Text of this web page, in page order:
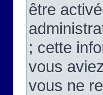
être
; cette
vous
vous ne